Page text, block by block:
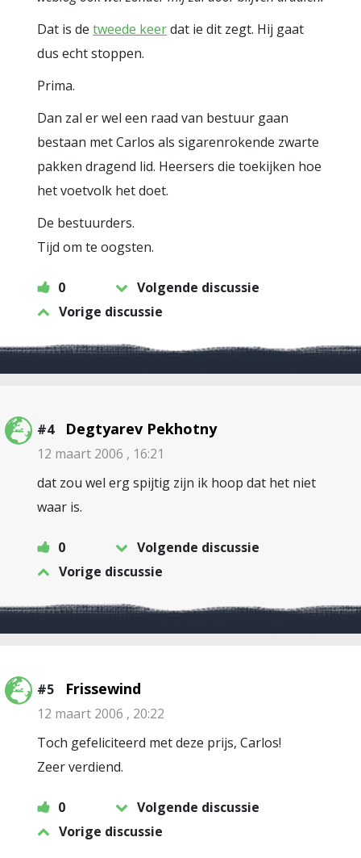
Dat is de tweede keerdat ie dit zegt. Hij gaat
dus echt stoppen.
Prima.
Dan zal er wel een raad van bestuur gaan
bestaan met Carlos als sigarenrokende zwarte
pakken dragend lid. Heersers die toekijken hoe
het voetvolk het doet.
De bestuurders.
Tijd om te oogsten.
0
Volgende discussie
Vorige discussie
#4 Degtyarev Pekhotny
12 maart 2006 , 16:21
dat zou wel erg spijtig zijn ik hoop dat het niet
waar is.
0
Volgende discussie
Vorige discussie
#5 Frissewind
12 maart 2006 , 20:22
Toch gefeliciteerd met deze prijs, Carlos!
Zeer verdiend.
0
Volgende discussie
Vorige discussie